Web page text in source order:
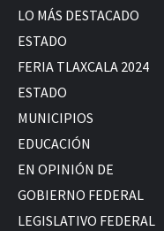
LO MÁS DESTACADO
ESTADO
FERIA TLAXCALA 2024
ESTADO
MUNICIPIOS
EDUCACIÓN
EN OPINIÓN DE
GOBIERNO FEDERAL
LEGISLATIVO FEDERAL